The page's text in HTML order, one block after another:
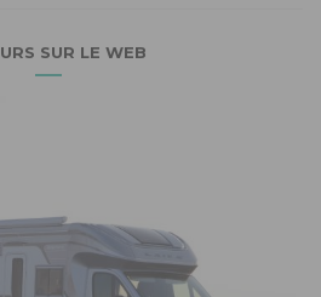
SUR LE WEB